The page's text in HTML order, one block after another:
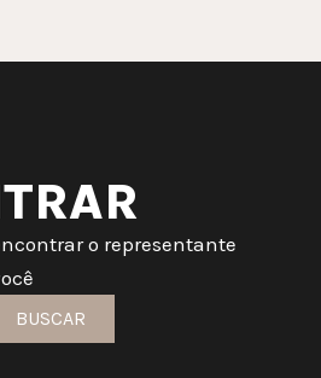
o representante
BUSCAR